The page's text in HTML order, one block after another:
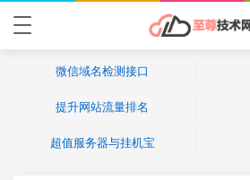
微信域名检测接口
提升网站流量排名
超值服务器与挂机宝